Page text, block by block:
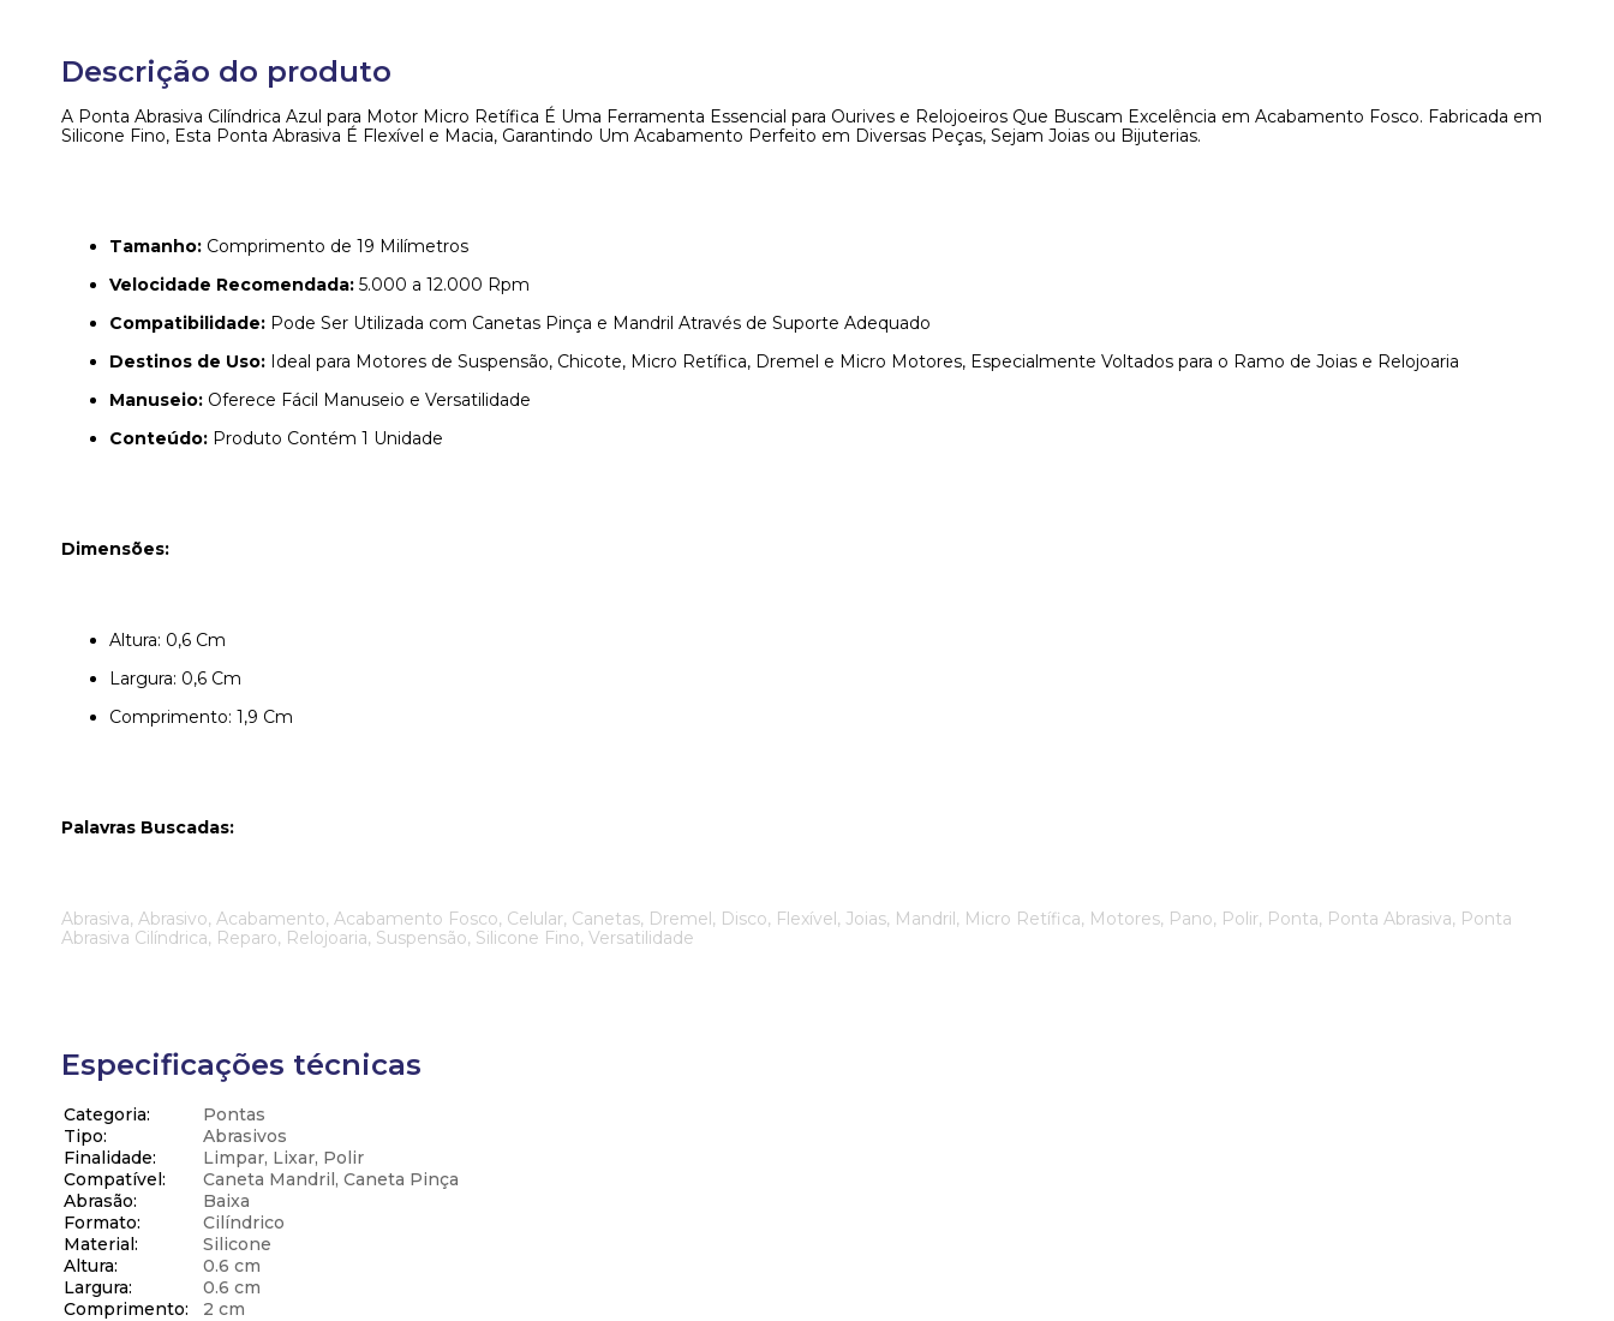
Descrição do produto
A Ponta Abrasiva Cilíndrica Azul para Motor Micro Retífica É Uma Ferramenta Essencial para Ourives e Relojoeiros Que Buscam Excelência em Acabamento Fosco. Fabricada em
Silicone Fino, Esta Ponta Abrasiva É Flexível e Macia, Garantindo Um Acabamento Perfeito em Diversas Peças, Sejam Joias ou Bijuterias.
Tamanho: Comprimento de 19 Milímetros
Velocidade Recomendada: 5.000 a 12.000 Rpm
Compatibilidade: Pode Ser Utilizada com Canetas Pinça e Mandril Através de Suporte Adequado
Destinos de Uso: Ideal para Motores de Suspensão, Chicote, Micro Retífica, Dremel e Micro Motores, Especialmente Voltados para o Ramo de Joias e Relojoaria
Manuseio: Oferece Fácil Manuseio e Versatilidade
Conteúdo: Produto Contém 1 Unidade
Dimensões:
Altura: 0,6 Cm
Largura: 0,6 Cm
Comprimento: 1,9 Cm
Palavras Buscadas:
Abrasiva, Abrasivo, Acabamento, Acabamento Fosco, Celular, Canetas, Dremel, Disco, Flexível, Joias, Mandril, Micro Retífica, Motores, Pano, Polir, Ponta, Ponta Abrasiva, Ponta
Abrasiva Cilíndrica, Reparo, Relojoaria, Suspensão, Silicone Fino, Versatilidade
Especificações técnicas
Categoria
Pontas
Tipo
Abrasivos
Finalidade
Limpar, Lixar, Polir
Compatível
Caneta Mandril, Caneta Pinça
Abrasão
Baixa
Formato
Cilíndrico
Material
Silicone
Altura
0.6 cm
Largura
0.6 cm
Comprimento
2 cm